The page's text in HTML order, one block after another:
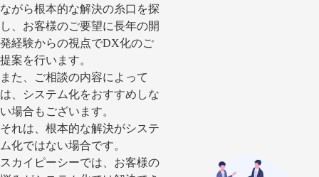
ながら根本的な解決の糸口を探
し、お客様のご要望に長年の開
発経験からの視点でDX化のご
提案を行います。
また、ご相談の内容によって
は、システム化をおすすめしな
い場合もございます。
それは、根本的な解決がシステ
ム化ではない場合です。
スカイピーシーでは、お客様の